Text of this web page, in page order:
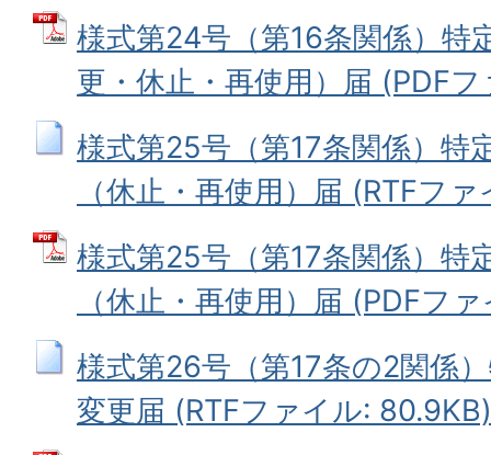
様式第24号（第16条関係）特
更・休止・再使用）届 (PDF
様式第25号（第17条関係）特
（休止・再使用）届 (RTFフ
様式第25号（第17条関係）特
（休止・再使用）届 (PDFフ
様式第26号（第17条の2関係
変更届 (RTFファイル: 80.9KB)